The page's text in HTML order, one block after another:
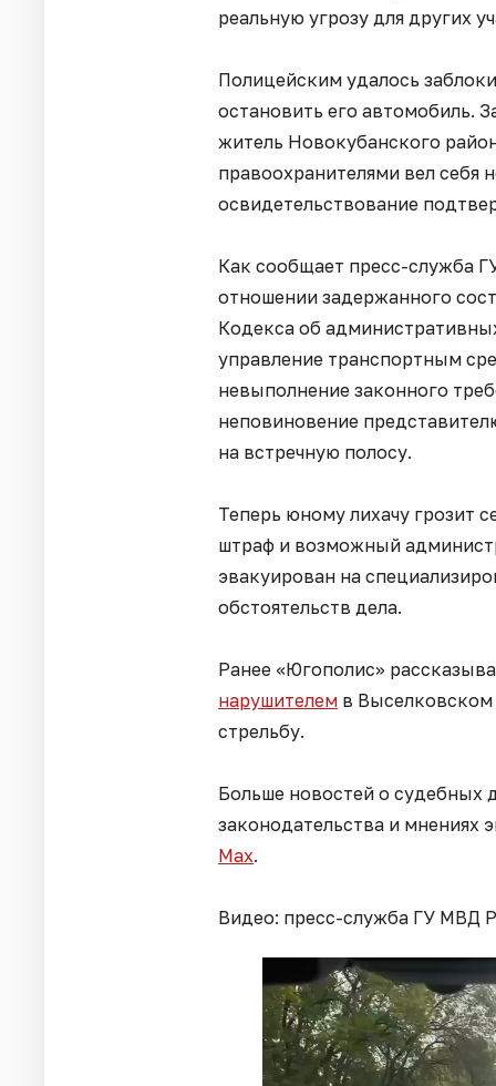
реальную угрозу для других
Полицейским удалось
остановить его автомобиль.
житель Новокубанского
правоохранителями вел себя
освидетельствование
Как сообщает пресс-служба
отношении задержанного
Кодекса об
управление транспортным
невыполнение законного
неповиновение
на встречную полосу.
Теперь юному лихачу грозит
штраф и возможный
эвакуирован на
обстоятельств дела.
Ранее «Югополис»
нарушителем в Выселковском
стрельбу.
Больше новостей о судебных
законодательства и мнениях
Мах.
Видео: пресс-служба ГУ МВД